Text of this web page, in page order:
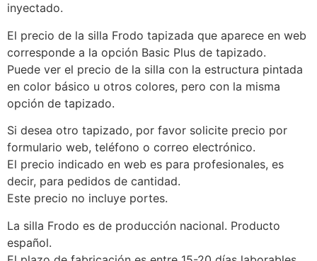
inyectado.
El precio de la silla Frodo tapizada que aparece en web
corresponde a la opción Basic Plus de tapizado.
Puede ver el precio de la silla con la estructura pintada
en color básico u otros colores, pero con la misma
opción de tapizado.
Si desea otro tapizado, por favor solicite precio por
formulario web, teléfono o correo electrónico.
El precio indicado en web es para profesionales, es
decir, para pedidos de cantidad.
Este precio no incluye portes.
La silla Frodo es de producción nacional. Producto
español.